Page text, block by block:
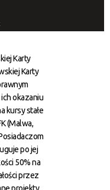
Karty
Karty
okazaniu
kursy stałe
(Malwa,
po jej
50% na
przez